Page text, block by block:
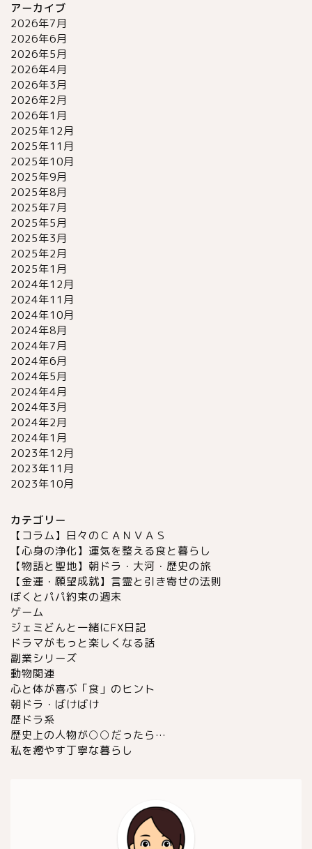
アーカイブ
2026年7月
2026年6月
2026年5月
2026年4月
2026年3月
2026年2月
2026年1月
2025年12月
2025年11月
2025年10月
2025年9月
2025年8月
2025年7月
2025年5月
2025年3月
2025年2月
2025年1月
2024年12月
2024年11月
2024年10月
2024年8月
2024年7月
2024年6月
2024年5月
2024年4月
2024年3月
2024年2月
2024年1月
2023年12月
2023年11月
2023年10月
カテゴリー
【コラム】日々のＣＡＮＶＡＳ
【心身の浄化】運気を整える食と暮らし
【物語と聖地】朝ドラ・大河・歴史の旅
【金運・願望成就】言霊と引き寄せの法則
ぼくとパパ約束の週末
ゲーム
ジェミどんと一緒にFX日記
ドラマがもっと楽しくなる話
副業シリーズ
動物関連
心と体が喜ぶ「食」のヒント
朝ドラ・ばけばけ
歴ドラ系
歴史上の人物が○○だったら…
私を癒やす丁寧な暮らし